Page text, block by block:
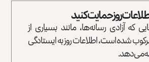
روز حمایت کنید
که آزادی رسانه‌ها، مانند بسیاری از
شده است، اطلاعات روز به ایستادگی
می‌دهد.